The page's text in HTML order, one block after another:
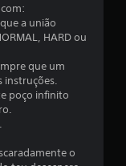
a
l
d
1
a união
HARD ou
que um
instruções.
poço infinito
o